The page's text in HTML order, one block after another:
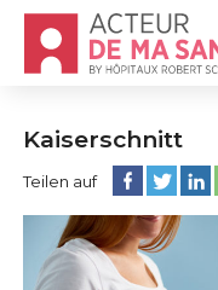
Accueil - Acteur
Kaiserschnitt
Teilen auf Diese Seite
Diese